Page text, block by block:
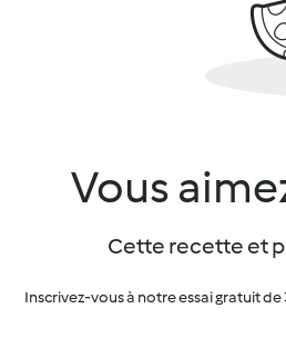
Vous
Cette recette et
Inscrivez-vous à notre essai gratuit